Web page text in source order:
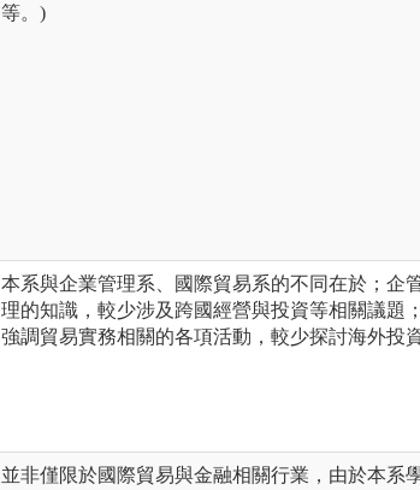
等。)
本系與企業管理系、國際貿易系的不同在於；企
理的知識，較少涉及跨國經營與投資等相關議題
強調貿易實務相關的各項活動，較少探討海外投
並非僅限於國際貿易與金融相關行業，由於本系